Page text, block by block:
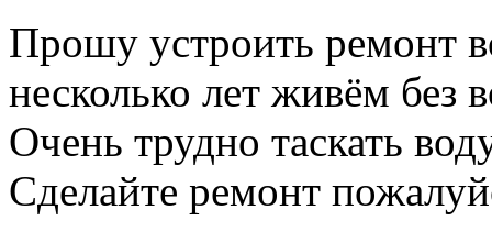
Прошу устроить ремонт
несколько лет живём без
Очень трудно таскать
Сделайте ремонт